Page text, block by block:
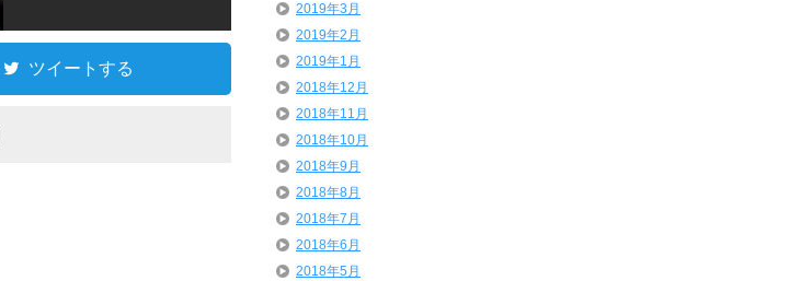
ツイートする
2019年3月
2019年2月
2019年1月
2018年12月
2018年11月
2018年10月
2018年9月
2018年8月
2018年7月
2018年6月
2018年5月